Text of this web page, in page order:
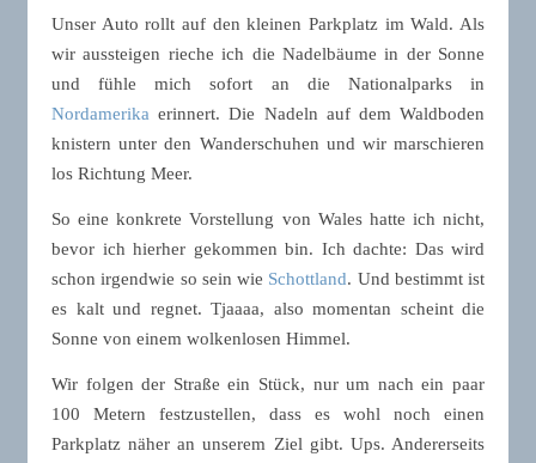
Unser Auto rollt auf den kleinen Parkplatz im Wald. Als
wir aussteigen rieche ich die Nadelbäume in der Sonne
und fühle mich sofort an die Nationalparks in
Nordamerika erinnert. Die Nadeln auf dem Waldboden
knistern unter den Wanderschuhen und wir marschieren
los Richtung Meer.
So eine konkrete Vorstellung von Wales hatte ich nicht,
bevor ich hierher gekommen bin. Ich dachte: Das wird
schon irgendwie so sein wie Schottland. Und bestimmt ist
es kalt und regnet. Tjaaaa, also momentan scheint die
Sonne von einem wolkenlosen Himmel.
Wir folgen der Straße ein Stück, nur um nach ein paar
100 Metern festzustellen, dass es wohl noch einen
Parkplatz näher an unserem Ziel gibt. Ups. Andererseits